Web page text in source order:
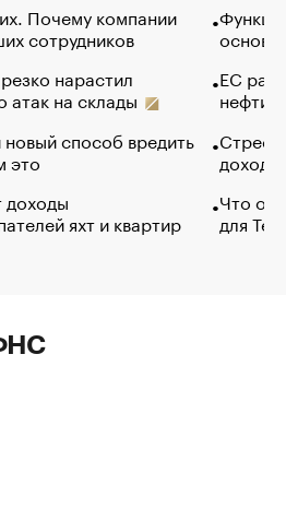
Почему компании
сотрудников
нарастил
атак на склады
способ вредить
это
доходы
яхт и квартир
основ
ЕС
нефти
Что
для